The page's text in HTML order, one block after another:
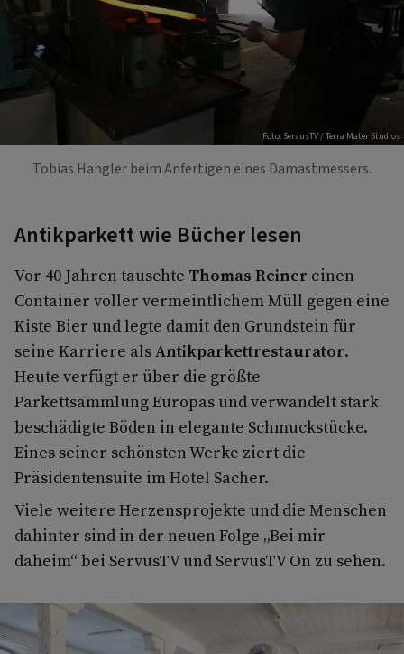
Foto: ServusTV / Terra Mater Studios
Tobias Hangler beim Anfertigen eines Damastmessers.
Antikparkett wie Bücher lesen
Vor 40 Jahren tauschte Thomas Reiner einen
Container voller vermeintlichem Müll gegen eine
Kiste Bier und legte damit den Grundstein für
seine Karriere alsAntikparkettrestaurator.
Heute verfügt er über die größte
Parkettsammlung Europas und verwandelt stark
beschädigte Böden in elegante Schmuckstücke.
Eines seiner schönsten Werke ziert die
Präsidentensuite im Hotel Sacher.
Viele weitere Herzensprojekte und die Menschen
dahinter sind in der neuen Folge „Bei mir
daheim“ bei ServusTV und ServusTV On zu sehen.